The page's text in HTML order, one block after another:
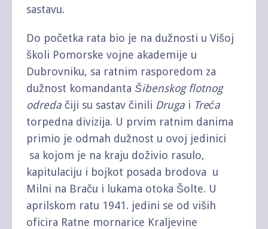
sastavu.
Do početka rata bio je na dužnosti u Višoj
školi Pomorske vojne akademije u
Dubrovniku, sa ratnim rasporedom za
dužnost komandanta Šibenskog flotnog
odreda čiji su sastav činili Druga i Treća
torpedna divizija. U prvim ratnim danima
primio je odmah dužnost u ovoj jedinici
sa kojom je na kraju doživio rasulo,
kapitulaciju i bojkot posada brodova u
Milni na Braču i lukama otoka Šolte. U
aprilskom ratu 1941. jedini se od viših
oficira Ratne mornarice Kraljevine